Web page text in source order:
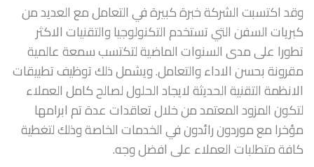
وقد اكتسبت الشركة خبرة كبيرة في التعامل مع العديد من
كبريات السفن التي تستخدم التكنولوجيا والتقنيات الاكثر
تطورا على مدى السنوات الماضية لتكتسب سمعة عالمية
مقرونة بحسن الاداء والتعامل. ويشمل ذلك توظيف تطبيقات
الانظمة التقنية الحديثة لايجاد الحلول لصالح كامل العملاء
لتكون المزود المعتمد من خلال تعاقدات عدة تم ابرامها
مؤخرا مع موردون رائدون في الخدمات الخاصة وذلك لتغطية
كافة متطلبات العملاء على افضل وجه.